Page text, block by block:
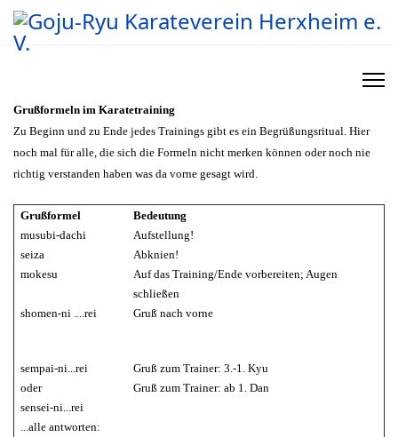
Grußformeln im Karatetraining
Zu Beginn und zu Ende jedes Trainings gibt es ein Begrüßungsritual. Hier
noch mal für alle, die sich die Formeln nicht merken können oder noch nie
richtig verstanden haben was da vorne gesagt wird.
Grußformel
Bedeutung
musubi-dachi
Aufstellung!
seiza
Abknien!
mokesu
Auf das Training/Ende vorbereiten; Augen
schließen
shomen-ni ....rei
Gruß nach vorne
sempai-ni...rei
oder
sensei-ni...rei
Gruß zum Trainer: 3.-1. Kyu
Gruß zum Trainer: ab 1. Dan
...alle antworten: